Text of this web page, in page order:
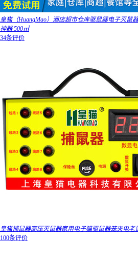
皇猫（HuangMao）酒店超市仓库驱鼠器电子灭鼠
神器 500㎡
34条评价
皇猫捕鼠器高压灭鼠器家用电子猫驱鼠器笼夹电老
100条评价